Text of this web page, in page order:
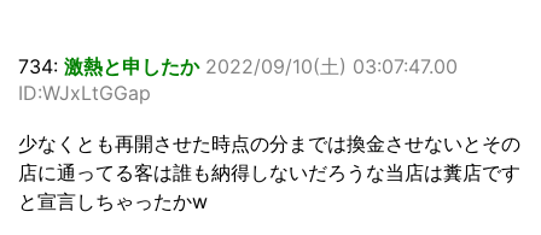
734: 激熱と申したか 2022/09/10(土) 03:07:47.00
ID:WJxLtGGap
少なくとも再開させた時点の分までは換金させないとその
店に通ってる客は誰も納得しないだろうな当店は糞店です
と宣言しちゃったかw